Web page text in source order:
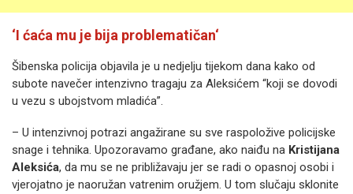
‘I ćaća mu je bija problematičan‘
Šibenska policija objavila je u nedjelju tijekom dana kako od
subote navečer intenzivno tragaju za Aleksićem “koji se dovodi
u vezu s ubojstvom mladića”.
– U intenzivnoj potrazi angažirane su sve raspoložive policijske
snage i tehnika. Upozoravamo građane, ako naiđu na Kristijana
Aleksića, da mu se ne približavaju jer se radi o opasnoj osobi i
vjerojatno je naoružan vatrenim oružjem. U tom slučaju sklonite